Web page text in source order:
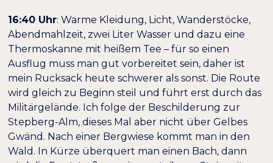
16:40 Uhr: Warme Kleidung, Licht, Wanderstöcke,
Abendmahlzeit, zwei Liter Wasser und dazu eine
Thermoskanne mit heißem Tee – für so einen
Ausflug muss man gut vorbereitet sein, daher ist
mein Rucksack heute schwerer als sonst. Die Route
wird gleich zu Beginn steil und führt erst durch das
Militärgelände. Ich folge der Beschilderung zur
Stepberg-Alm, dieses Mal aber nicht über Gelbes
Gwänd. Nach einer Bergwiese kommt man in den
Wald. In Kürze überquert man einen Bach, dann